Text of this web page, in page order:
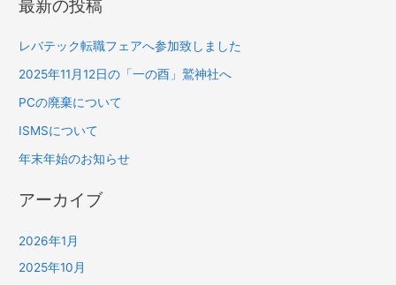
最新の投稿
レバテック転職フェアへ参加致しました
2025年11月12日の「一の酉」鷲神社へ
PCの廃棄について
ISMSについて
年末年始のお知らせ
アーカイブ
2026年1月
2025年10月